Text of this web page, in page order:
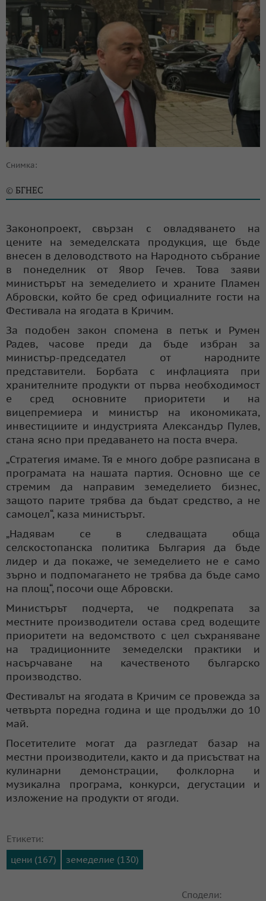
Снимка:
© БГНЕС
Законопроект, свързан с овладяването на
цените на земеделската продукция, ще бъде
внесен в деловодството на Народното събрание
в понеделник от Явор Гечев. Това заяви
министърът на земеделието и храните Пламен
Абровски, който бе сред официалните гости на
Фестивала на ягодата в Кричим.
За подобен закон спомена в петък и Румен
Радев, часове преди да бъде избран за
министър-председател от народните
представители. Борбата с инфлацията при
хранителните продукти от първа необходимост
е сред основните приоритети и на
вицепремиера и министър на икономиката,
инвестициите и индустрията Александър Пулев,
стана ясно при предаването на поста вчера.
„Стратегия имаме. Тя е много добре разписана в
програмата на нашата партия. Основно ще се
стремим да направим земеделието бизнес,
защото парите трябва да бъдат средство, а не
самоцел“, каза министърът.
„Надявам се в следващата обща
селскостопанска политика България да бъде
лидер и да покаже, че земеделието не е само
зърно и подпомагането не трябва да бъде само
на площ“, посочи още Абровски.
Министърът подчерта, че подкрепата за
местните производители остава сред водещите
приоритети на ведомството с цел съхраняване
на традиционните земеделски практики и
насърчаване на качественото българско
производство.
Фестивалът на ягодата в Кричим се провежда за
четвърта поредна година и ще продължи до 10
май.
Посетителите могат да разгледат базар на
местни производители, както и да присъстват на
кулинарни демонстрации, фолклорна и
музикална програма, конкурси, дегустации и
изложение на продукти от ягоди.
Етикети:
цени (167)
земеделие (130)
Сподели: